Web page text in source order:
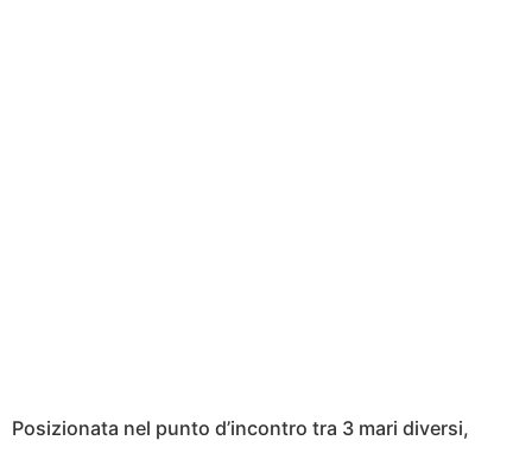
Posizionata nel punto d’incontro tra 3 mari diversi,